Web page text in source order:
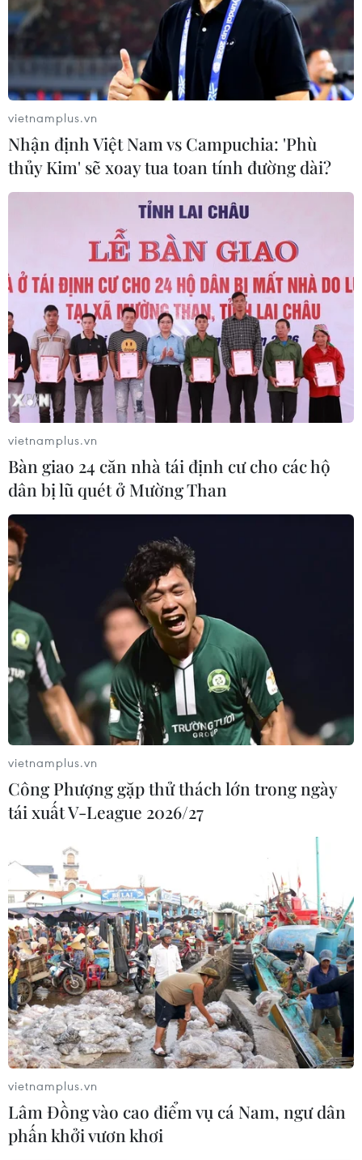
TIN CÙNG CHUYÊN MỤC
Hàn Quốc tái khẳng định mục tiêu
chung sống hòa bình với Triều Tiên
06/08/2026 15:33
Lở đất tại Philippines khiến ít nhất 4
người thiệt mạng
06/08/2026 15:06
Trung Quốc thử nghiệm tuyến tàu
cao tốc xuyên vùng đất đóng băng
vĩnh cửu
06/08/2026 12:35
Trung Quốc vận hành giàn phát điện
gió nổi đầu tiên chịu được bão cấp 17
06/08/2026 11:20
Hàn Quốc xác nhận Triều Tiên
phóng ít nhất 1 tên lửa đạn đạo tầm
ngắn
06/08/2026 09:41
Quân đội Hàn Quốc thông báo Triều
Tiên phóng vật thể chưa xác định
06/08/2026 08:31
Dấu mốc quan trọng trong quan hệ
Việt Nam-Australia
06/08/2026 08:29
Hàn Quốc tăng cường giải pháp
ngăn chặn đánh bạc trực tuyến trong
vietnamplus.vn
Nhận định Việt Nam vs Campuchia: 'Phù
thủy Kim' sẽ xoay tua toan tính đường dài?
vietnamplus.vn
Bàn giao 24 căn nhà tái định cư cho các hộ
dân bị lũ quét ở Mường Than
vietnamplus.vn
Công Phượng gặp thử thách lớn trong ngày
tái xuất V-League 2026/27
vietnamplus.vn
Lâm Đồng vào cao điểm vụ cá Nam, ngư dân
phấn khởi vươn khơi